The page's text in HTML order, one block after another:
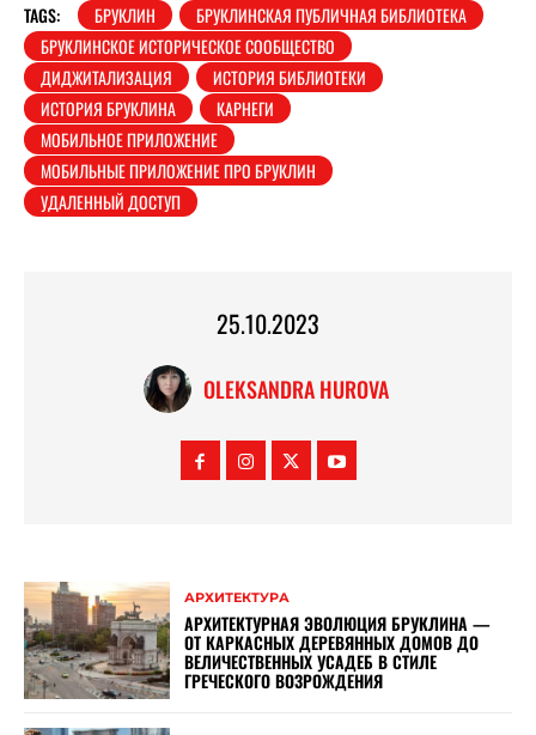
TAGS: БРУКЛИН
БРУКЛИНСКАЯ ПУБЛИЧНАЯ БИБЛИОТЕКА
БРУКЛИНСКОЕ ИСТОРИЧЕСКОЕ СООБЩЕСТВО
ДИДЖИТАЛИЗАЦИЯ
ИСТОРИЯ БИБЛИОТЕКИ
ИСТОРИЯ БРУКЛИНА
КАРНЕГИ
МОБИЛЬНОЕ ПРИЛОЖЕНИЕ
МОБИЛЬНЫЕ ПРИЛОЖЕНИЕ ПРО БРУКЛИН
УДАЛЕННЫЙ ДОСТУП
25.10.2023
OLEKSANDRA HUROVA
АРХИТЕКТУРА
АРХИТЕКТУРНАЯ ЭВОЛЮЦИЯ БРУКЛИНА —
ОТ КАРКАСНЫХ ДЕРЕВЯННЫХ ДОМОВ ДО
ВЕЛИЧЕСТВЕННЫХ УСАДЕБ В СТИЛЕ
ГРЕЧЕСКОГО ВОЗРОЖДЕНИЯ